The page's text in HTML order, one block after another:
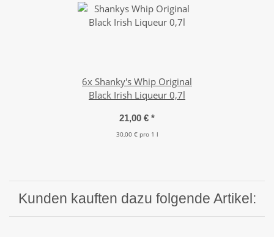
6x Shanky's Whip Original
Black Irish Liqueur 0,7l
21,00 € *
30,00 € pro 1 l
Kunden kauften dazu folgende Artikel: